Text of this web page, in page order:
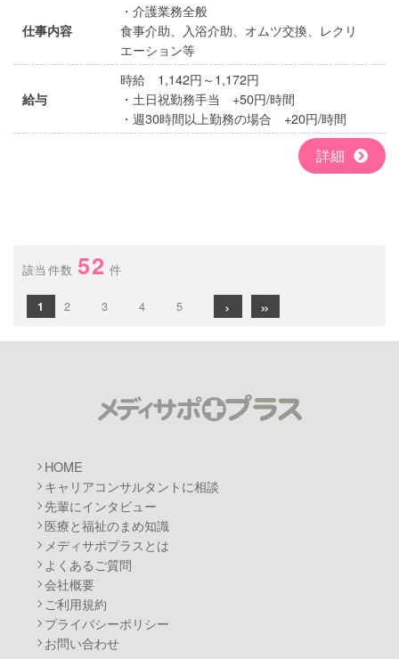
仕事内容
・介護業務全般
食事介助、入浴介助、オムツ交換、レクリ
エーション等
給与
時給 1,142円～1,172円
・土日祝勤務手当 +50円/時間
・週30時間以上勤務の場合 +20円/時間
詳細
該当件数52 件
1 2 3 4 5 › »
HOME
キャリアコンサルタントに相談
先輩にインタビュー
医療と福祉のまめ知識
メディサポプラスとは
よくあるご質問
会社概要
ご利用規約
プライバシーポリシー
お問い合わせ